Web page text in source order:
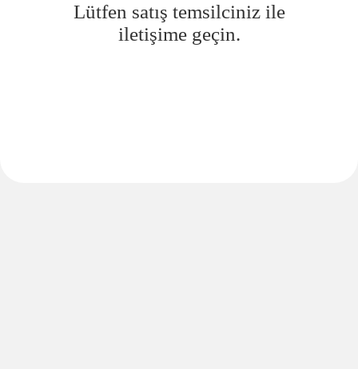
Lütfen satış temsilciniz ile
iletişime geçin.